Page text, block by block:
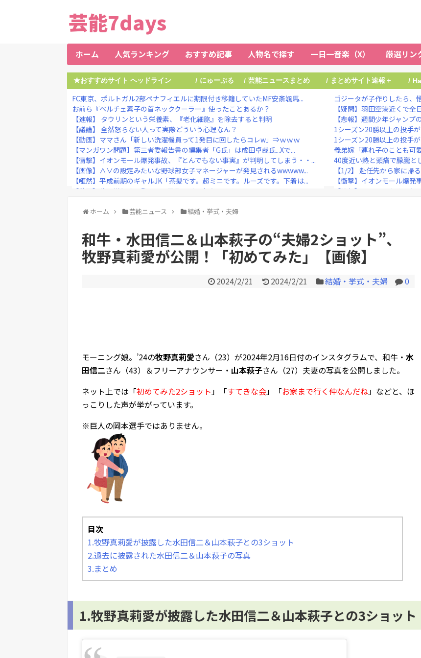
芸能7days
ホーム 人気ランキング おすすめ記事 人物名で探す 一日一音楽（X） 厳選リン
★おすすめサイト ヘッドライン / にゅーぷる / 芸能ニュースまとめ / まとめサイト速報＋ /
FC東京、ポルトガル2部ペナフィエルに期限付き移籍していたMF安斎颯馬...
お前ら『ペルチェ素子の首ネッククーラー』使ったことあるか？
【速報】 タウリンという栄養素、『老化細胞』を除去すると判明
【議論】 全然怒らない人って実際どういう心理なん？
【動画】ママさん「新しい洗濯機買って1発目に回したらコレw」⇒ｗｗｗ
【マンガワン問題】第三者委報告書の編集者「G氏」は成田卓哉氏...Xで...
【衝撃】イオンモール爆発事故、『とんでもない事実』が判明してしまう・・...
【画像】∧∨の設定みたいな野球部女子マネージャーが発見されるwwwww...
【唖然】平成前期のギャルJK「茶髪です。超ミニです。ルーズです。下着は...
【動画】佳子様(31)、我々弱い男性をガチ恋させにくるwwwwwww ...
『ジャンポケ斉藤、懲役7年の求刑』?これの率直な感想他
Powered by livedoor 相互RSS
ゴジータが子作りしたら、
【疑問】羽田空港近くで
【悲報】週間少年ジャン
1シーズン20勝以上の投手
1シーズン20勝以上の投手
義弟嫁「連れ子のことも可
40度近い熱と頭痛で朦朧と
【1/2】 赴任先から家に帰
【衝撃】イオンモール爆
【衝撃】NHK、ようやく気
川口春奈と日本代表・板
Powered by livedoor 相
ホーム 芸能ニュース 結婚・挙式・夫婦
和牛・水田信二＆山本萩子の“夫婦2ショット”、
牧野真莉愛が公開！「初めてみた」【画像】
2024/2/21 2024/2/21 結婚・挙式・夫婦 0
モーニング娘。’24の牧野真莉愛さん（23）が2024年2月16日付のインスタグラムで、和牛・ 水
田信二さん（43）＆フリーアナウンサー・ 山本萩子さん（27）夫妻の写真を公開しました。
ネット上では「初めてみた2ショット 」「すてきな会」「お家まで行く仲なんだね」などと、ほ
っこりした声が挙がっています。
※巨人の岡本選手ではありません。
目次
1.牧野真莉愛が披露した水田信二＆山本萩子との3ショット
2.過去に披露された水田信二＆山本萩子の写真
3.まとめ
1.牧野真莉愛が披露した水田信二＆山本萩子との3ショット